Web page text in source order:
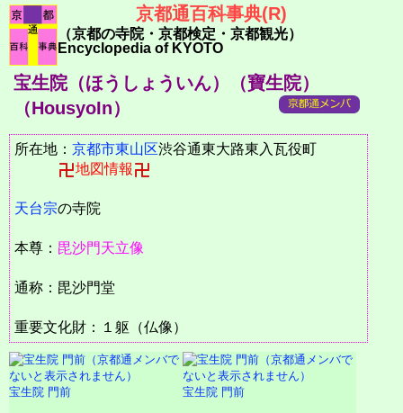
京都通百科事典(R)
（京都の寺院・京都検定・京都観光）
Encyclopedia of KYOTO
宝生院（ほうしょういん）（寶生院）
（HousyoIn）
所在地： 京都市東山区渋谷通東大路東入瓦役町
地図情報
天台宗の寺院
本尊： 毘沙門天立像
通称：毘沙門堂
重要文化財：１躯（仏像）
宝生院 門前 宝生院 門前